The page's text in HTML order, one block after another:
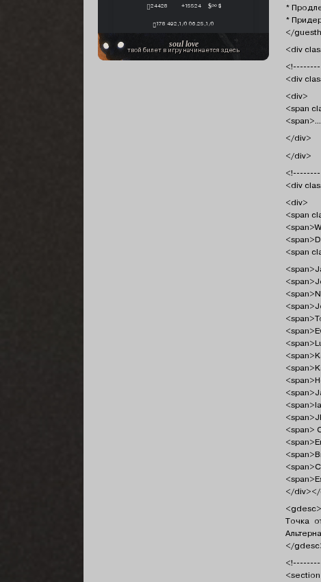
24428 +15524 ∞ $
178 492,1/0 06.25,1/0
soul love
твой билет в игру начинается здесь
*
*
</
<div
<div
<div>
<span
</div>
</div>
<div
<div>
<span
<span
<span>
</
<gdesc>
Точка
</